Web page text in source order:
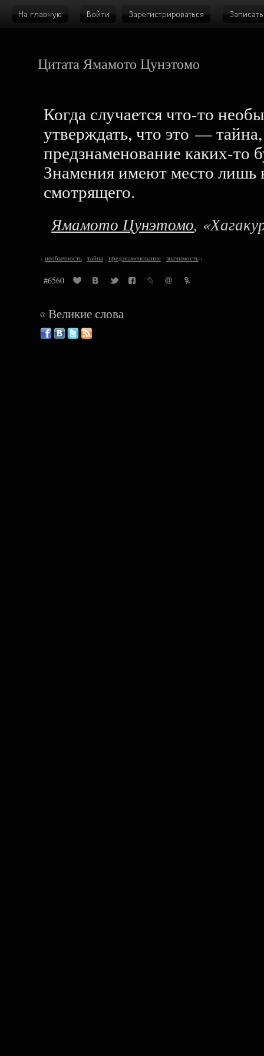
Цитата Ямамото Цунэтомо
Когда случается что-то
утверждать, что это —
предзнаменование каких-то
Знамения имеют место лишь
смотрящего.
Ямамото Цунэтомо,
‹ необычность· тайна· предзнаменование· значимость›
#6560
©Великие слова